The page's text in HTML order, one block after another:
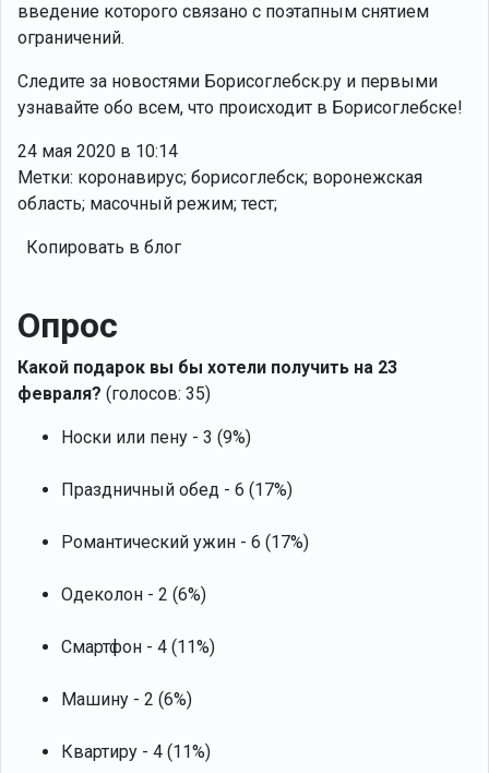
введение которого связано с поэтапным снятием
ограничений.
Следите за новостями Борисоглебск.ру и первыми
узнавайте обо всем, что происходит в Борисоглебске!
24 мая 2020 в 10:14
Метки: коронавирус; борисоглебск; воронежская
область; масочный режим; тест;
Копировать в блог
Опрос
Какой подарок вы бы хотели получить на 23
февраля? (голосов: 35)
Носки или пену - 3 (9%)
Праздничный обед - 6 (17%)
Романтический ужин - 6 (17%)
Одеколон - 2 (6%)
Смартфон - 4 (11%)
Машину - 2 (6%)
Квартиру - 4 (11%)